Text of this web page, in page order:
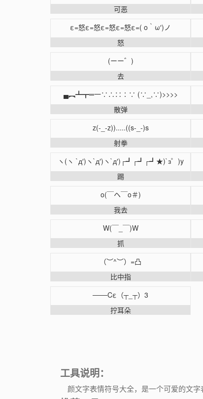
可恶
ε=怒ε=怒ε=怒ε=怒ε=( o｀ω′)ノ
怒
(ーー゛)
去
▄︻┻┳═一∵∴∷∶∵ (∵_,∵)>>>>
散弹
z(-_-z)).....((s-_-)s
射拳
ヽ(ヽ `д′)ヽ`д′)ヽ`д′)┌┛┌┛┌┛★)`з゜)y
踢
o(￣ヘ￣o＃)
我去
W(￣_￣)W
抓
（︶^︶）=凸
比中指
───Cε（┬_┬）3
拧耳朵
工具说明：
颜文字表情符号大全，是一个可爱的文